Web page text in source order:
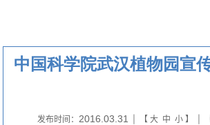
中国科学院武汉植物园宣
发布时间： 2016.03.31 | 【 大 中 小】 |